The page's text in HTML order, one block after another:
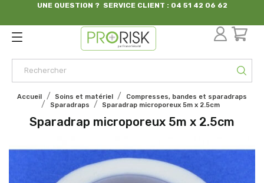
UNE QUESTION ? SERVICE CLIENT : 04 51 42 06 62
par France Sécurité
Accueil Soins et matériel
Compresses, bandes et sparadraps
Sparadraps
Sparadrap microporeux 5m x 2.5cm
Sparadrap microporeux 5m x 2.5cm